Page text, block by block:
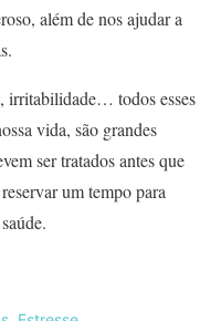
além de nos ajudar a
irritabilidade… todos esses
vida, são grandes
ser tratados antes que
um tempo para